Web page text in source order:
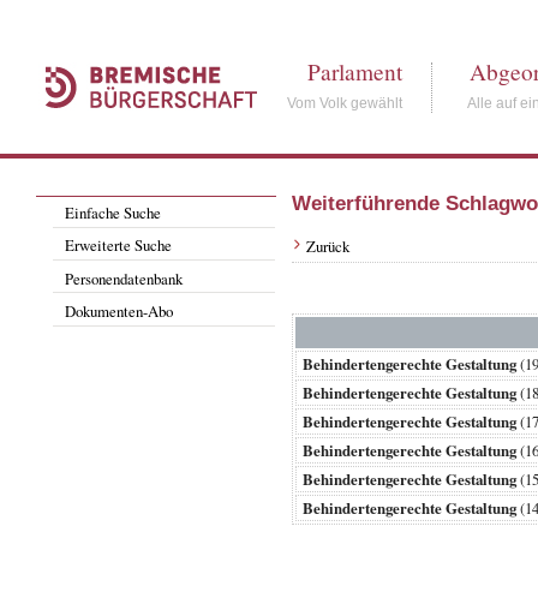
Parlament
Vom Volk gewählt Alle auf
Einfache Suche
Erweiterte Suche
Personendatenbank
Dokumenten-Abo
Weiterführende
Zurück
Behindertengerechte Gestaltung
Behindertengerechte Gestaltung
Behindertengerechte Gestaltung
Behindertengerechte Gestaltung
Behindertengerechte Gestaltung
Behindertengerechte Gestaltung